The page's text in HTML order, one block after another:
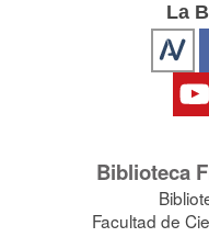
La
Biblioteca
Facultad de